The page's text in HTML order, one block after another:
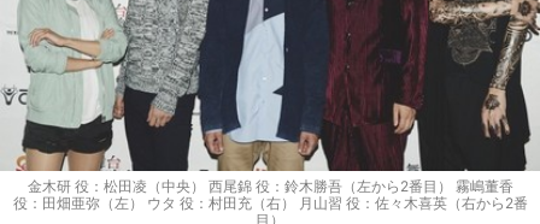
金木研 役：松田凌（中央） 西尾錦 役：鈴木勝吾（左から2番目） 霧嶋董香
役：田畑亜弥（左） ウタ 役：村田充（右） 月山習 役：佐々木喜英（右から2番
目）